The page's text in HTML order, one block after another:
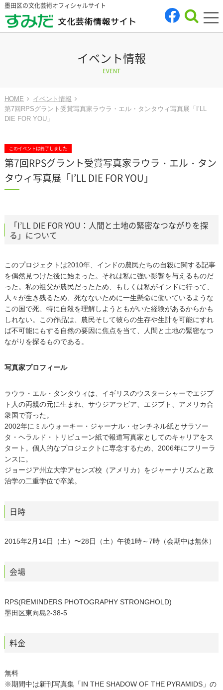
墨田区の文化芸術オフィシャルサイト
イベント情報
EVENT
HOME
イベント情報
第7回RPSグラント受賞写真家ラウラ・エル・タンタウィ写真展「I’LL
DIE FOR YOU」
このイベントは終了しました
第7回RPSグラント受賞写真家ラウラ・エル・タン
タウィ写真展「I’LL DIE FOR YOU」
「I’LL DIE FOR YOU：人間と土地の緊密なつながりを探
る」について
このプロジェクトは2010年、インドの農民たちの自殺に関する記事
を偶然見つけた後に始まった。それは私に強い影響を与えるものだ
った。私の祖父が農民だったため、もしくは私がインドに行って、
人々が生き残るため、死なないために一生懸命に働いているような
この国で死、特に自殺を理解しようともがいた経験があるからかも
しれない。この作品は、農民そして彼らの生存や生計を可能にすれ
ば不可能にもする自然の要因に焦点を当て、人間と土地の緊密なつ
ながりを探るものである。
写真家プロフィール
ラウラ・エル・タンタウィは、イギリスのウスターシャーでエジプ
ト人の両親の元に生まれ、サウジアラビア、エジプト、アメリカ合
衆国で育った。
2002年にミルウォーキー・ジャーナル・センチネル紙とサラソー
タ・ヘラルド・トリビューン紙で報道写真家としてのキャリアをス
タート。個人的なプロジェクトに専念するため、2006年にフリーラ
ンスに。
ジョージア州立大学アセンズ校（アメリカ）をジャーナリズムと政
治学の二重学位で卒業。
日時
2015年2月14日（土）〜28日（土）午後1時～7時（会期中は無休）
会場
RPS(REMINDERS PHOTOGRAPHY STRONGHOLD)
墨田区東向島2-38-5
料金
無料
※期間中は新刊写真集「IN THE SHADOW OF THE PYRAMIDS」の